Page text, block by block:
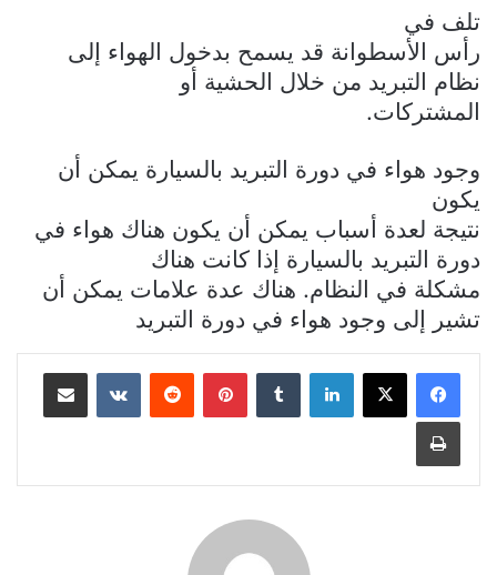
تلف في
رأس الأسطوانة قد يسمح بدخول الهواء إلى
نظام التبريد من خلال الحشية أو
المشتركات.
وجود هواء في دورة التبريد بالسيارة يمكن أن
يكون
نتيجة لعدة أسباب يمكن أن يكون هناك هواء في
دورة التبريد بالسيارة إذا كانت هناك
مشكلة في النظام. هناك عدة علامات يمكن أن
تشير إلى وجود هواء في دورة التبريد
لينكدإن بينتيريست مشاركة عبر البريد
طباعة